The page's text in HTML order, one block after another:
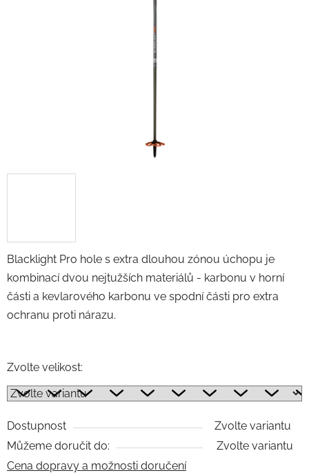
Blacklight Pro hole s extra dlouhou zónou úchopu je
kombinací dvou nejtužších materiálů - karbonu v horní
části a kevlarového karbonu ve spodní části pro extra
ochranu proti nárazu.
Zvolte velikost:
Dostupnost
Zvolte variantu
Můžeme doručit do:
Zvolte variantu
Cena dopravy a možnosti doručení